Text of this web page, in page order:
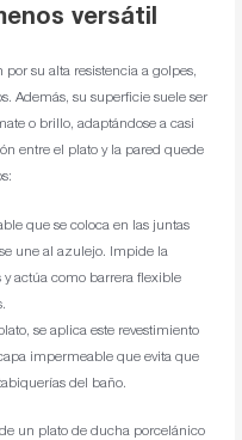
versátil
su alta resistencia a golpes,
Además, su superficie suele ser
o brillo, adaptándose a casi
entre el plato y la pared quede
que se coloca en las juntas
une al azulejo. Impide la
actúa como barrera flexible
se aplica este revestimiento
impermeable que evita que
del baño.
un plato de ducha porcelánico